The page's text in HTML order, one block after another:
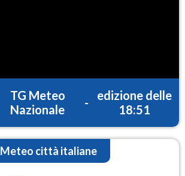
TG Meteo
Nazionale
-
edizione delle
18:51
Meteo città italiane